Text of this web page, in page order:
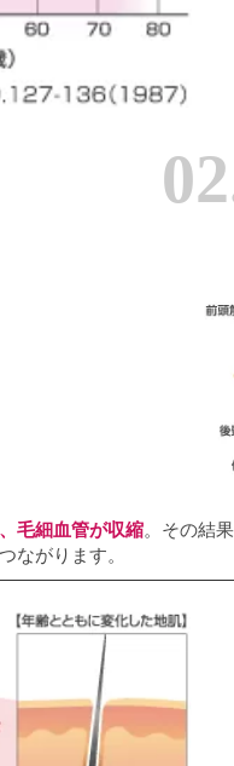
毛細血管が収縮。その結果
ながります。